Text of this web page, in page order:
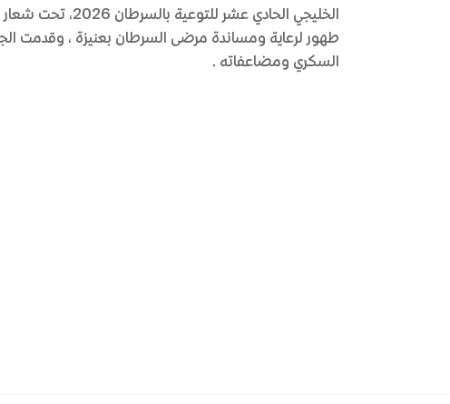
الخليجي الحادي عشر للتوعية بالسرطان 2026، تحت شعار متحدون بتميزنا
طهور لرعاية ومساندة مرضى السرطان بعنيزة، وقدمت
السكري ومضاعفاته.